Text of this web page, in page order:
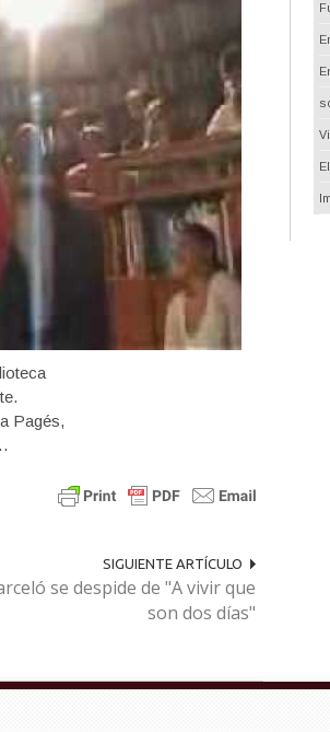
Pagés,
SIGUIENTE ARTÍCULO
se despide de "A vivir que
son dos días"